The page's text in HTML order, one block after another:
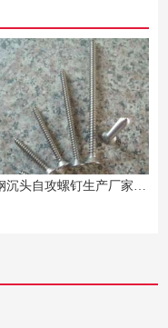
不锈钢沉头自攻螺钉生产厂家 不锈钢沉头自攻螺钉厂家报价